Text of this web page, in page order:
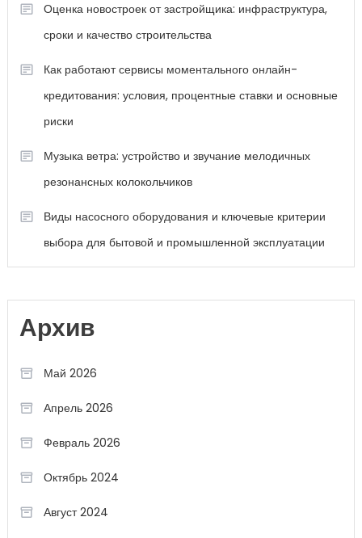
Оценка новостроек от застройщика: инфраструктура,
сроки и качество строительства
Как работают сервисы моментального онлайн-
кредитования: условия, процентные ставки и основные
риски
Музыка ветра: устройство и звучание мелодичных
резонансных колокольчиков
Виды насосного оборудования и ключевые критерии
выбора для бытовой и промышленной эксплуатации
Архив
Май 2026
Апрель 2026
Февраль 2026
Октябрь 2024
Август 2024